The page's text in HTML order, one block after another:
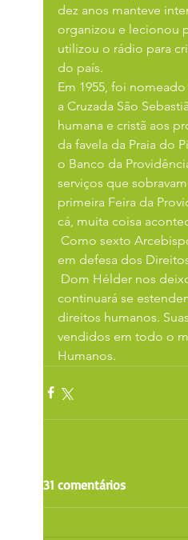
dez anos manteve
organizou e lecionou
utilizou o rádio para
do país.
Em 1955, foi
a Cruzada São
humana e cristã aos
da favela da Praia do
o Banco da
serviços que
primeira Feira da
cá, muita coisa
em defesa dos
continuará se
direitos humanos.
vendidos em todo o
Humanos.
31 comentários